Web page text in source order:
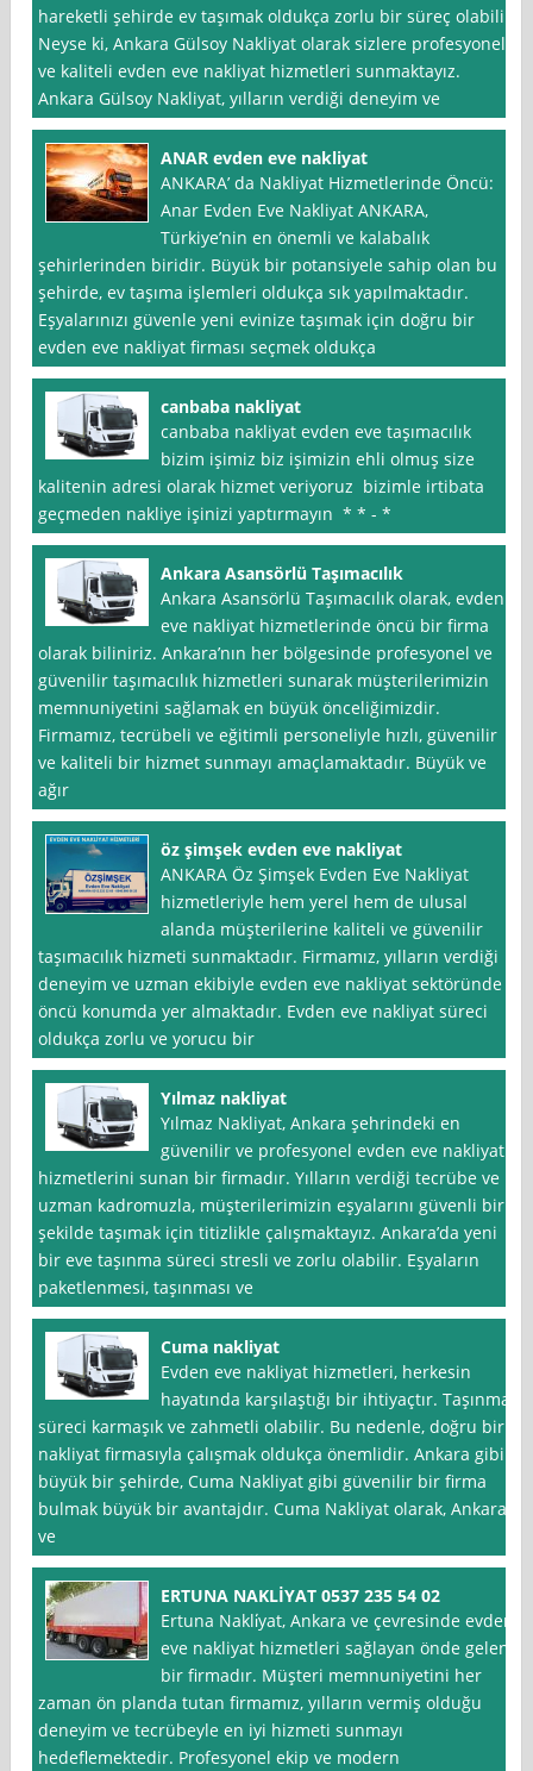
hareketli şehirde ev taşımak oldukça zorlu bir süreç olabilir.
Neyse ki, Ankara Gülsoy Nakliyat olarak sizlere profesyonel
ve kaliteli evden eve nakliyat hizmetleri sunmaktayız.
Ankara Gülsoy Nakliyat, yılların verdiği deneyim ve
ANAR evden eve nakliyat
ANKARA’ da Nakliyat Hizmetlerinde Öncü:
Anar Evden Eve Nakliyat ANKARA,
Türkiye’nin en önemli ve kalabalık
şehirlerinden biridir. Büyük bir potansiyele sahip olan bu
şehirde, ev taşıma işlemleri oldukça sık yapılmaktadır.
Eşyalarınızı güvenle yeni evinize taşımak için doğru bir
evden eve nakliyat firması seçmek oldukça
canbaba nakliyat
canbaba nakliyat evden eve taşımacılık
bizim işimiz biz işimizin ehli olmuş size
kalitenin adresi olarak hizmet veriyoruz bizimle irtibata
geçmeden nakliye işinizi yaptırmayın * * - *
Ankara Asansörlü Taşımacılık
Ankara Asansörlü Taşımacılık olarak, evden
eve nakliyat hizmetlerinde öncü bir firma
olarak biliniriz. Ankara’nın her bölgesinde profesyonel ve
güvenilir taşımacılık hizmetleri sunarak müşterilerimizin
memnuniyetini sağlamak en büyük önceliğimizdir.
Firmamız, tecrübeli ve eğitimli personeliyle hızlı, güvenilir
ve kaliteli bir hizmet sunmayı amaçlamaktadır. Büyük ve
ağır
öz şimşek evden eve nakliyat
ANKARA Öz Şimşek Evden Eve Nakliyat
hizmetleriyle hem yerel hem de ulusal
alanda müşterilerine kaliteli ve güvenilir
taşımacılık hizmeti sunmaktadır. Firmamız, yılların verdiği
deneyim ve uzman ekibiyle evden eve nakliyat sektöründe
öncü konumda yer almaktadır. Evden eve nakliyat süreci
oldukça zorlu ve yorucu bir
Yılmaz nakliyat
Yılmaz Nakliyat, Ankara şehrindeki en
güvenilir ve profesyonel evden eve nakliyat
hizmetlerini sunan bir firmadır. Yılların verdiği tecrübe ve
uzman kadromuzla, müşterilerimizin eşyalarını güvenli bir
şekilde taşımak için titizlikle çalışmaktayız. Ankara’da yeni
bir eve taşınma süreci stresli ve zorlu olabilir. Eşyaların
paketlenmesi, taşınması ve
Cuma nakliyat
Evden eve nakliyat hizmetleri, herkesin
hayatında karşılaştığı bir ihtiyaçtır. Taşınma
süreci karmaşık ve zahmetli olabilir. Bu nedenle, doğru bir
nakliyat firmasıyla çalışmak oldukça önemlidir. Ankara gibi
büyük bir şehirde, Cuma Nakliyat gibi güvenilir bir firma
bulmak büyük bir avantajdır. Cuma Nakliyat olarak, Ankara
ve
ERTUNA NAKLİYAT 0537 235 54 02
Ertuna Nakli̇yat, Ankara ve çevresinde evden
eve nakliyat hizmetleri sağlayan önde gelen
bir firmadır. Müşteri memnuniyetini her
zaman ön planda tutan firmamız, yılların vermiş olduğu
deneyim ve tecrübeyle en iyi hizmeti sunmayı
hedeflemektedir. Profesyonel ekip ve modern